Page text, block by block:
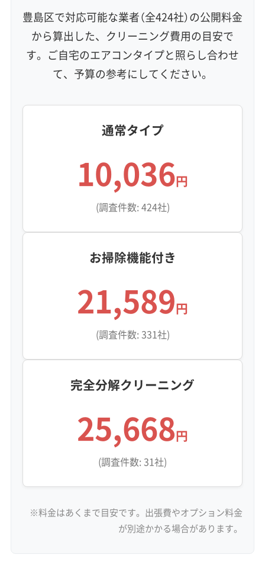
と絡み合い、熱交換器（アルミフィン）に湿った
じゅうたんのように張り付きます。
この湿ったホコリの層は、カビにとって最高の
まうと、一般的なクリーニングの水圧では汚れ
を押し込んでしまうことさえあります。
どちらの汚れも、内部に汚れが残ったまま防カ
ビコーティングを施すのは危険です。汚れの上
にフタをする形になり、コーティング剤がカビ
のエサとなって、かえって状況を悪化させる可
能性があるからです。だからこそ、汚れを物理
監修 宇賀神
「うちはタワマンじゃないから油
汚れは関係ない」と思われがちで
すが、実はそうとも限りませ
になっているマンションの上階
や、交通量の多い道路に面した
お部屋では、同じように油分を
の原因になることがあります。
ご自宅のフィルターが黒っぽく
豊島区で対応可能な業者（全424社）の公開料金
から算出した、クリーニング費用の目安で
す。ご自宅のエアコンタイプと照らし合わせ
て、予算の参考にしてください。
通常タイプ
10,036円
(調査件数: 424社)
お掃除機能付き
21,589円
(調査件数: 331社)
完全分解クリーニング
25,668円
(調査件数: 31社)
※料金はあくまで目安です。出張費やオプション料金
が別途かかる場合があります。